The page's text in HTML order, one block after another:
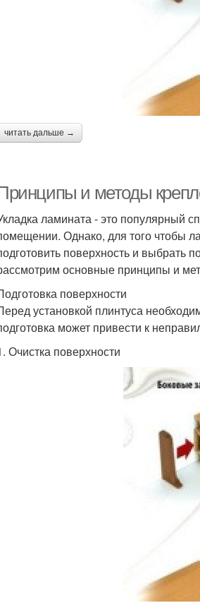
читать дальше →
и методы
ламината - это популярный
Однако, для того чтобы
поверхность и выбрать
основные принципы и
поверхности
установкой плинтуса
может привести к
Очистка поверхности